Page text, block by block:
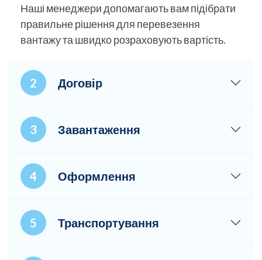
Наші менеджери допомагають вам підібрати
правильне рішення для перевезення
вантажу та швидко розраховують вартість.
Договір
Завантаження
Оформлення
Транспортування